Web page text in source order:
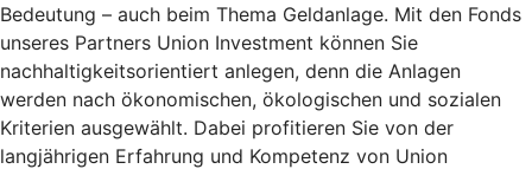
Bedeutung – auch beim Thema Geldanlage. Mit den Fonds
unseres Partners Union Investment können Sie
nachhaltigkeitsorientiert anlegen, denn die Anlagen
werden nach ökonomischen, ökologischen und sozialen
Kriterien ausgewählt. Dabei profitieren Sie von der
langjährigen Erfahrung und Kompetenz von Union